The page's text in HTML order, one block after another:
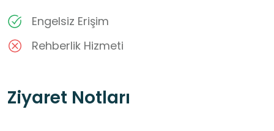
Engelsiz Erişim
Rehberlik Hizmeti
Ziyaret Notları